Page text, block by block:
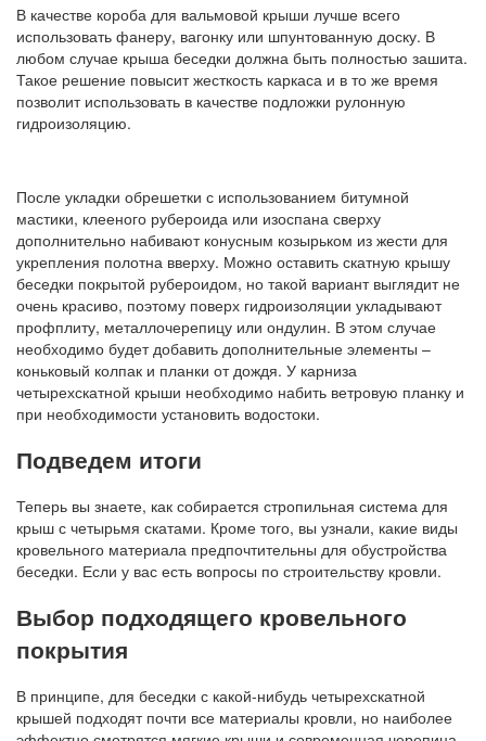
В качестве короба для вальмовой крыши лучше всего
использовать фанеру, вагонку или шпунтованную доску. В
любом случае крыша беседки должна быть полностью зашита.
Такое решение повысит жесткость каркаса и в то же время
позволит использовать в качестве подложки рулонную
гидроизоляцию.
После укладки обрешетки с использованием битумной
мастики, клееного рубероида или изоспана сверху
дополнительно набивают конусным козырьком из жести для
укрепления полотна вверху. Можно оставить скатную крышу
беседки покрытой рубероидом, но такой вариант выглядит не
очень красиво, поэтому поверх гидроизоляции укладывают
профплиту, металлочерепицу или ондулин. В этом случае
необходимо будет добавить дополнительные элементы –
коньковый колпак и планки от дождя. У карниза
четырехскатной крыши необходимо набить ветровую планку и
при необходимости установить водостоки.
Подведем итоги
Теперь вы знаете, как собирается стропильная система для
крыш с четырьмя скатами. Кроме того, вы узнали, какие виды
кровельного материала предпочтительны для обустройства
беседки. Если у вас есть вопросы по строительству кровли.
Выбор подходящего кровельного
покрытия
В принципе, для беседки с какой-нибудь четырехскатной
крышей подходят почти все материалы кровли, но наиболее